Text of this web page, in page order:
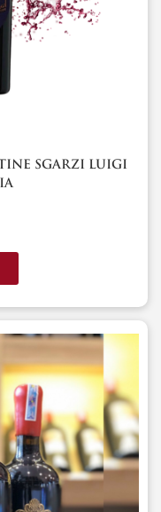
SGARZI LUIGI